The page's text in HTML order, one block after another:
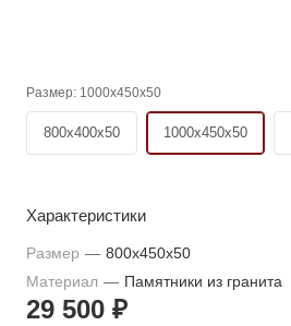
Размер: 1000x450x50
800x400x50 1000x450x50
Характеристики
Размер — 800x450x50
Материал — Памятники из гранита
29 500 ₽